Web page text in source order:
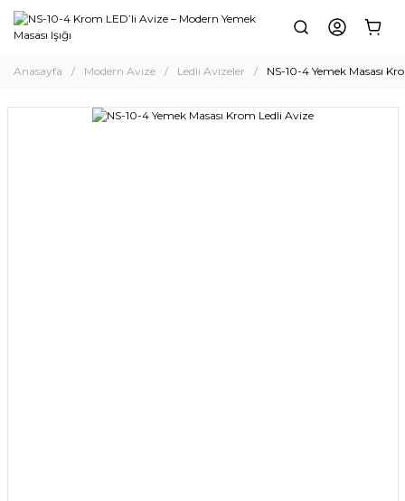
Anasayfa Modern Avize Ledli Avizeler NS-10-4 Yemek Masası